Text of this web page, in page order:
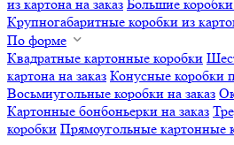
из картона на заказ Большие коробки
Крупногабаритные коробки из
По форме
Квадратные картонные коробки
картона на заказ Конусные коробки
Восьмиугольные коробки на заказ
Картонные бонбоньерки на заказ
коробки Прямоугольные картонные